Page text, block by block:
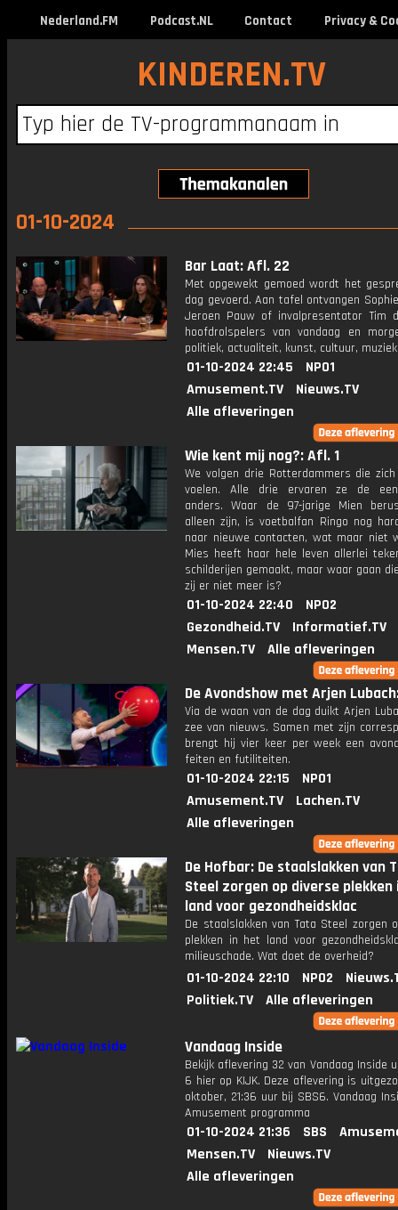
Nederland.FM Podcast.NL Contact Privacy &
KINDEREN.TV
01-10-2024
Bar Laat: Afl. 22
Met opgewekt gemoed wordt het
dag gevoerd. Aan tafel ontvangen
Jeroen Pauw of invalpresentator Tim
hoofdrolspelers van vandaag en
politiek, actualiteit, kunst, cultuur,
01-10-2024 22:45
NPO1
Amusement.TV
Nieuws.TV
Alle afleveringen
Wie kent mij nog?: Afl. 1
We volgen drie Rotterdammers die zich
voelen. Alle drie ervaren ze de
anders. Waar de 97-jarige Mien
alleen zijn, is voetbalfan Ringo nog
naar nieuwe contacten, wat maar niet
Mies heeft haar hele leven allerlei
schilderijen gemaakt, maar waar gaan
zij er niet meer is?
01-10-2024 22:40
NPO2
Gezondheid.TV
Informatief.TV
Mensen.TV
Alle afleveringen
De Avondshow met Arjen
Via de waan van de dag duikt Arjen
zee van nieuws. Samen met zijn
brengt hij vier keer per week een
feiten en futiliteiten.
01-10-2024 22:15
NPO1
Amusement.TV
Lachen.TV
Alle afleveringen
De Hofbar: De staalslakken van
Steel zorgen op diverse plekken
land voor gezondheidsklac
De staalslakken van Tata Steel zorgen
plekken in het land voor
milieuschade. Wat doet de overheid?
01-10-2024 22:10 NPO2
Politiek.TV
Alle afleveringen
Vandaag Inside
Bekijk aflevering 32 van Vandaag Inside
6 hier op KIJK. Deze aflevering is
oktober, 21:36 uur bij SBS6. Vandaag
Amusement programma
01-10-2024 21:36 SBS
Mensen.TV
Nieuws.TV
Alle afleveringen